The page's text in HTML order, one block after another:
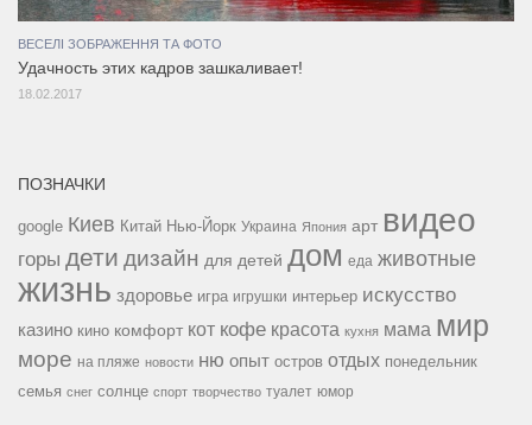
ВЕСЕЛІ ЗОБРАЖЕННЯ ТА ФОТО
Удачность этих кадров зашкаливает!
18.02.2017
ПОЗНАЧКИ
google Киев Китай Нью-Йорк Украина Япония арт видео
горы дети дизайн для детей дом еда животные
жизнь здоровье игра игрушки интерьер искусство
казино кино комфорт кот кофе красота кухня мама мир
море на пляже новости ню опыт остров отдых понедельник
семья снег солнце спорт творчество туалет юмор